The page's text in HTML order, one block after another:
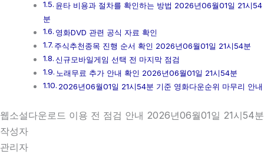
윤타 비용과 절차를 확인하는 방법 2026년06월01일 21시54
분
영화DVD 관련 공식 자료 확인
주식추천종목 진행 순서 확인 2026년06월01일 21시54분
신규모바일게임 선택 전 마지막 점검
노래무료 추가 안내 확인 2026년06월01일 21시54분
2026년06월01일 21시54분 기준 영화다운순위 마무리 안내
웹소설다운로드 이용 전 점검 안내 2026년06월01일 21시54분
작성자
관리자